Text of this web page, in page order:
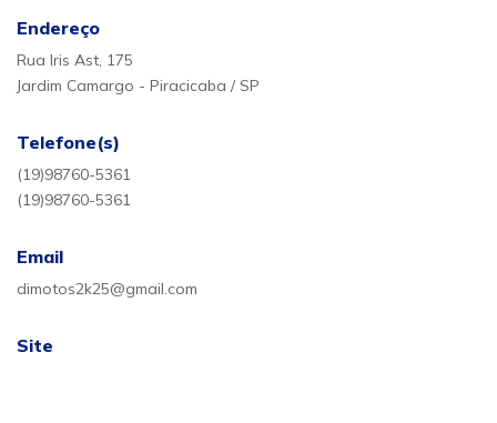
Endereço
Rua Iris Ast, 175
Jardim Camargo - Piracicaba / SP
Telefone(s)
(19)98760-5361
(19)98760-5361
Email
dimotos2k25@gmail.com
Site